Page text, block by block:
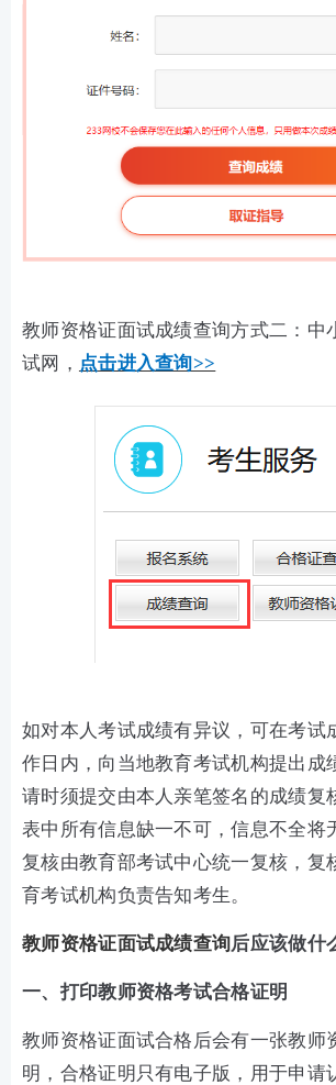
教师资格证面试成绩查询方式二：中
试网， 点击进入查询>>
如对本人考试成绩有异议，可在考试
作日内，向当地教育考试机构提出成
请时须提交由本人亲笔签名的成绩复
表中所有信息缺一不可，信息不全将
复核由教育部考试中心统一复核，复
育考试机构负责告知考生。
教师资格证面试成绩查询后应该做什
一、打印教师资格考试合格证明
教师资格证面试合格后会有一张教师
明，合格证明只有电子版，用于申请